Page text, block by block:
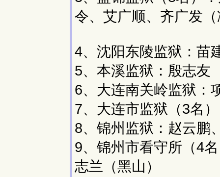
令、艾广顺、齐广发
4、沈阳东陵监狱：苗
5、本溪监狱：殷志友
6、大连南关岭监狱：
7、大连市监狱（3名
8、锦州监狱：赵云鹏
9、锦州市看守所（4
志兰（黑山）